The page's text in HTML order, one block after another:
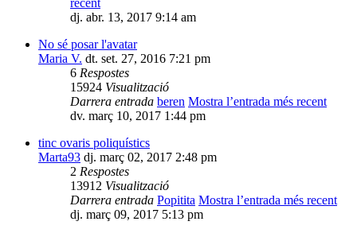
dj. abr. 13, 2017 9:14 am
No sé posar l'avatar
Maria V. dt. set. 27, 2016 7:21 pm
6 Respostes
15924 Visualització
Darrera entrada beren Mostra l’entrada més recent
dv. març 10, 2017 1:44 pm
tinc ovaris poliquístics
Marta93 dj. març 02, 2017 2:48 pm
2 Respostes
13912 Visualització
Darrera entrada Popitita Mostra l’entrada més recent
dj. març 09, 2017 5:13 pm